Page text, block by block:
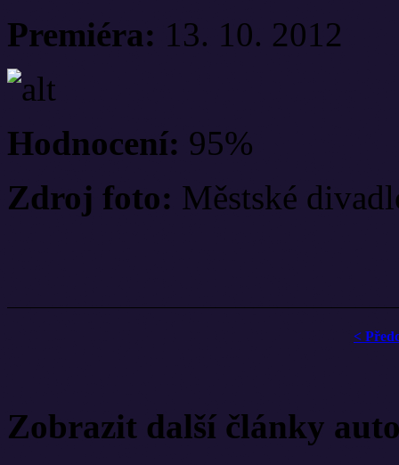
Premiéra: 13. 10. 2012
Hodnocení: 95%
Zdroj foto: Městské
<
Zobrazit další články